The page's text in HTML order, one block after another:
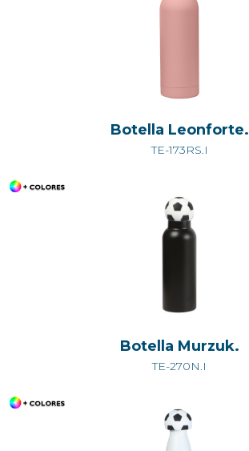
Botella Leonforte.
TE-173RS.I
Botella Murzuk.
TE-270N.I